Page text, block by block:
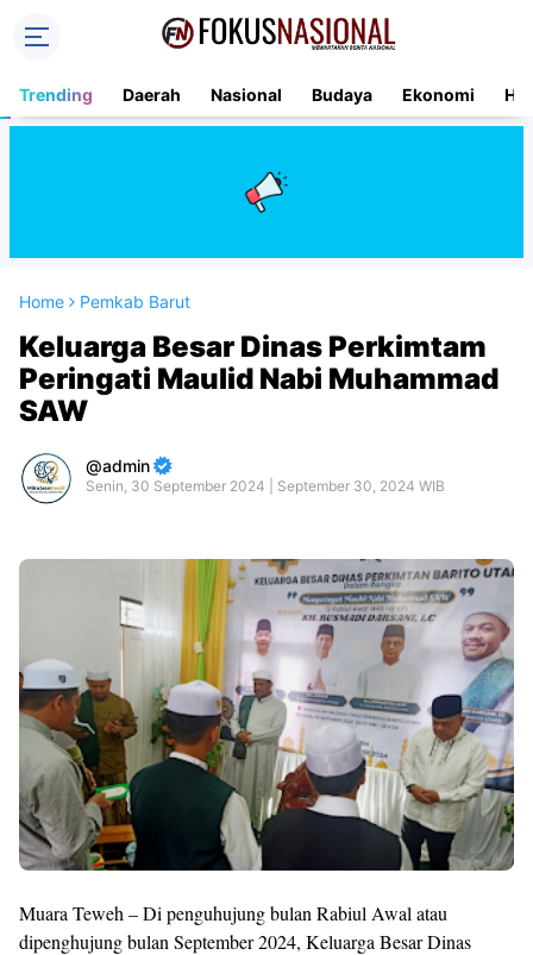
Trending Daerah Nasional Budaya Ekonomi
Home Pemkab Barut
Keluarga Besar Dinas Perkimtam
Peringati Maulid Nabi Muhammad
SAW
admin
Senin, 30 September 2024 | September 30, 2024 WIB
Muara Teweh – Di penguhujung bulan Rabiul Awal atau
dipenghujung bulan September 2024, Keluarga Besar Dinas